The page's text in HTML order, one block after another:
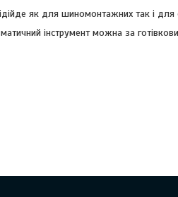
як для шиномонтажних так і для
інструмент можна за